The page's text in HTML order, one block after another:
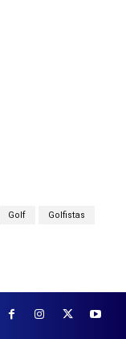
Golf Golfistas